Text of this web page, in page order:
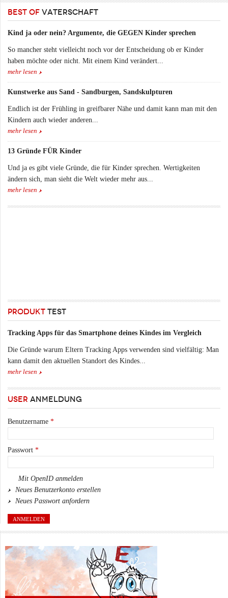
BEST OF VATERSCHAFT
Kind ja oder nein? Argumente, die GEGEN Kinder sprechen
So mancher steht vielleicht noch vor der Entscheidung ob er Kinder
haben möchte oder nicht. Mit einem Kind verändert...
mehr lesen
Kunstwerke aus Sand - Sandburgen, Sandskulpturen
Endlich ist der Frühling in greifbarer Nähe und damit kann man mit den
Kindern auch wieder anderen...
mehr lesen
13 Gründe FÜR Kinder
Und ja es gibt viele Gründe, die für Kinder sprechen. Wertigkeiten
ändern sich, man sieht die Welt wieder mehr aus...
mehr lesen
PRODUKT TEST
Tracking Apps für das Smartphone deines Kindes im Vergleich
Die Gründe warum Eltern Tracking Apps verwenden sind vielfältig: Man
kann damit den aktuellen Standort des Kindes...
mehr lesen
USER ANMELDUNG
Benutzername *
Passwort *
Mit OpenID anmelden
Neues Benutzerkonto erstellen
Neues Passwort anfordern